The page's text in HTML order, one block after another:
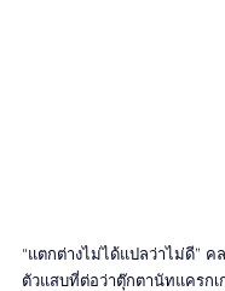
“แตกต่างไม่ได้แปลว่าไม่ดี” ค
ตัวแสบที่ต่อว่าตุ๊กตานัทแครกเ